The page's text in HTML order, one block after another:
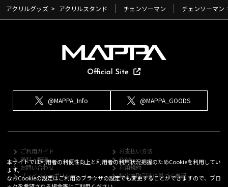
アクリルグッズ > アクリルスタンド チェンソーマン チェンソーマン
@MAPPA_Info @MAPPA_GOODS
ご利用ガイド
お支払い方法
送料・配送
Q&A
お問い合わせ
利用規約
プライバシーポリシー
特定商取引法に基づく表記
本サイトでは利用者の利便性向上と利用者の利用状況把握のためCookieを利用してい
ます。
なおCookieの設定はご利用のブラウザの設定でも変更することができますので、ブロ